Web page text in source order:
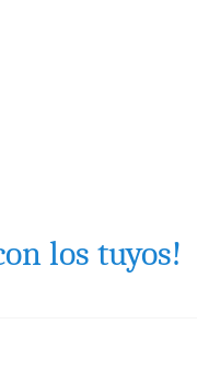
los tuyos!